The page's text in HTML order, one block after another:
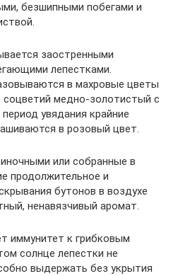
безшипными побегами и
заостренными
лепестками.
в махровые цветы
медно-золотистый с
увядания крайние
в розовый цвет.
или собранные в
продолжительное и
бутонов в воздухе
ненавязчивый аромат.
иммунитет к грибковым
солнце лепестки не
выдержать без укрытия